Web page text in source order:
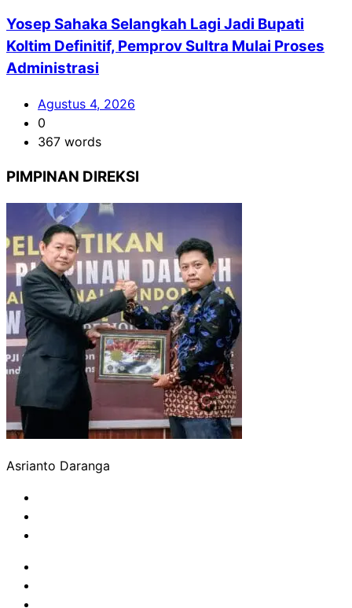
Yosep Sahaka Selangkah Lagi Jadi Bupati
Koltim Definitif, Pemprov Sultra Mulai Proses
Administrasi
Agustus 4, 2026
0
367 words
PIMPINAN DIREKSI
Asrianto Daranga